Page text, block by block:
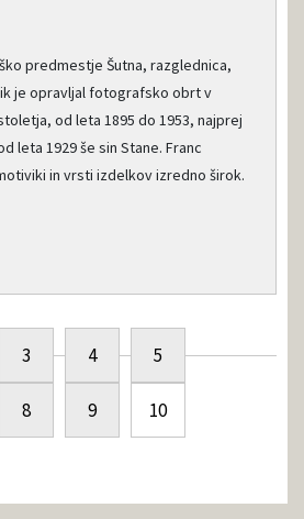
predmestje Šutna, razglednica,
je opravljal fotografsko obrt v
od leta 1895 do 1953, najprej
leta 1929 še sin Stane. Franc
in vrsti izdelkov izredno širok.
3 4 5
8 9 10